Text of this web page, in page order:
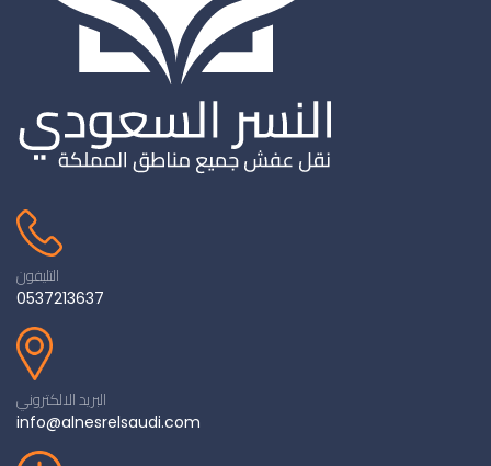
التليفون
0537213637
البريد الالكتروني
info@alnesrelsaudi.com